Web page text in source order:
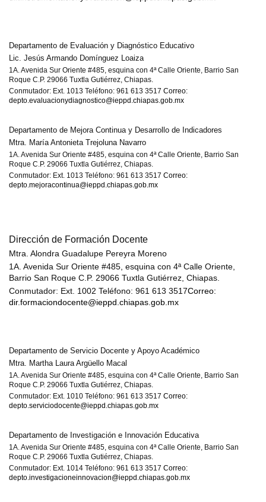
Departamento de Evaluación y Diagnóstico Educativo
Lic. Jesús Armando Domínguez Loaiza
1A. Avenida Sur Oriente #485, esquina con 4ª Calle Oriente, Barrio San
Roque C.P. 29066 Tuxtla Gutiérrez, Chiapas.
Conmutador: Ext. 1013 Teléfono: 961 613 3517 Correo:
depto.evaluacionydiagnostico@ieppd.chiapas.gob.mx
Departamento de Mejora Continua y Desarrollo de Indicadores
Mtra. María Antonieta Trejoluna Navarro
1A. Avenida Sur Oriente #485, esquina con 4ª Calle Oriente, Barrio San
Roque C.P. 29066 Tuxtla Gutiérrez, Chiapas.
Conmutador: Ext. 1013 Teléfono: 961 613 3517 Correo:
depto.mejoracontinua@ieppd.chiapas.gob.mx
Dirección de Formación Docente
Mtra. Alondra Guadalupe Pereyra Moreno
1A. Avenida Sur Oriente #485, esquina con 4ª Calle Oriente,
Barrio San Roque C.P. 29066 Tuxtla Gutiérrez, Chiapas.
Conmutador: Ext. 1002 Teléfono: 961 613 3517Correo:
dir.formaciondocente@ieppd.chiapas.gob.mx
Departamento de Servicio Docente y Apoyo Académico
Mtra. Martha Laura Argüello Macal
1A. Avenida Sur Oriente #485, esquina con 4ª Calle Oriente, Barrio San
Roque C.P. 29066 Tuxtla Gutiérrez, Chiapas.
Conmutador: Ext. 1010 Teléfono: 961 613 3517 Correo:
depto.serviciodocente@ieppd.chiapas.gob.mx
Departamento de Investigación e Innovación Educativa
1A. Avenida Sur Oriente #485, esquina con 4ª Calle Oriente, Barrio San
Roque C.P. 29066 Tuxtla Gutiérrez, Chiapas.
Conmutador: Ext. 1014 Teléfono: 961 613 3517 Correo:
depto.investigacioneinnovacion@ieppd.chiapas.gob.mx